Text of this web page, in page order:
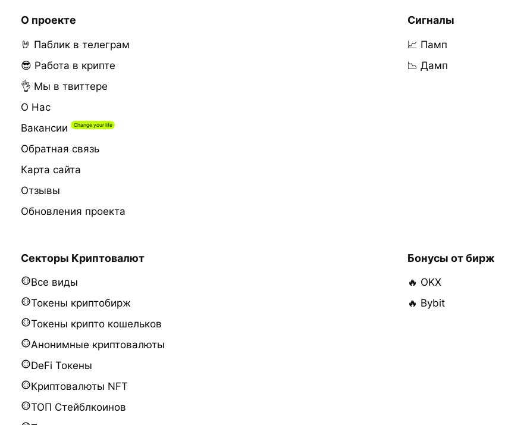
О проекте
🤘 Паблик в телеграм
😎 Работа в крипте
👌 Мы в твиттере
О Нас
Вакансии
Обратная связь
Карта сайта
Отзывы
Обновления проекта
Сигналы
📈 Памп
📉 Дамп
Секторы Криптовалют
Все виды
Токены криптобирж
Токены крипто кошельков
Анонимные криптовалюты
DeFi Токены
Криптовалюты NFT
ТОП Стейблкоинов
Бонусы от бирж
🔥 OKX
🔥 Bybit